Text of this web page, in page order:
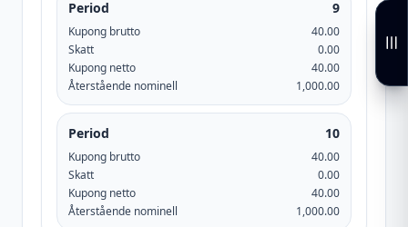
Period 9
Kupong brutto
40.00
Skatt
0.00
Kupong netto
40.00
Återstående nominell
1,000.00
Period 10
Kupong brutto
40.00
Skatt
0.00
Kupong netto
40.00
Återstående nominell
1,000.00